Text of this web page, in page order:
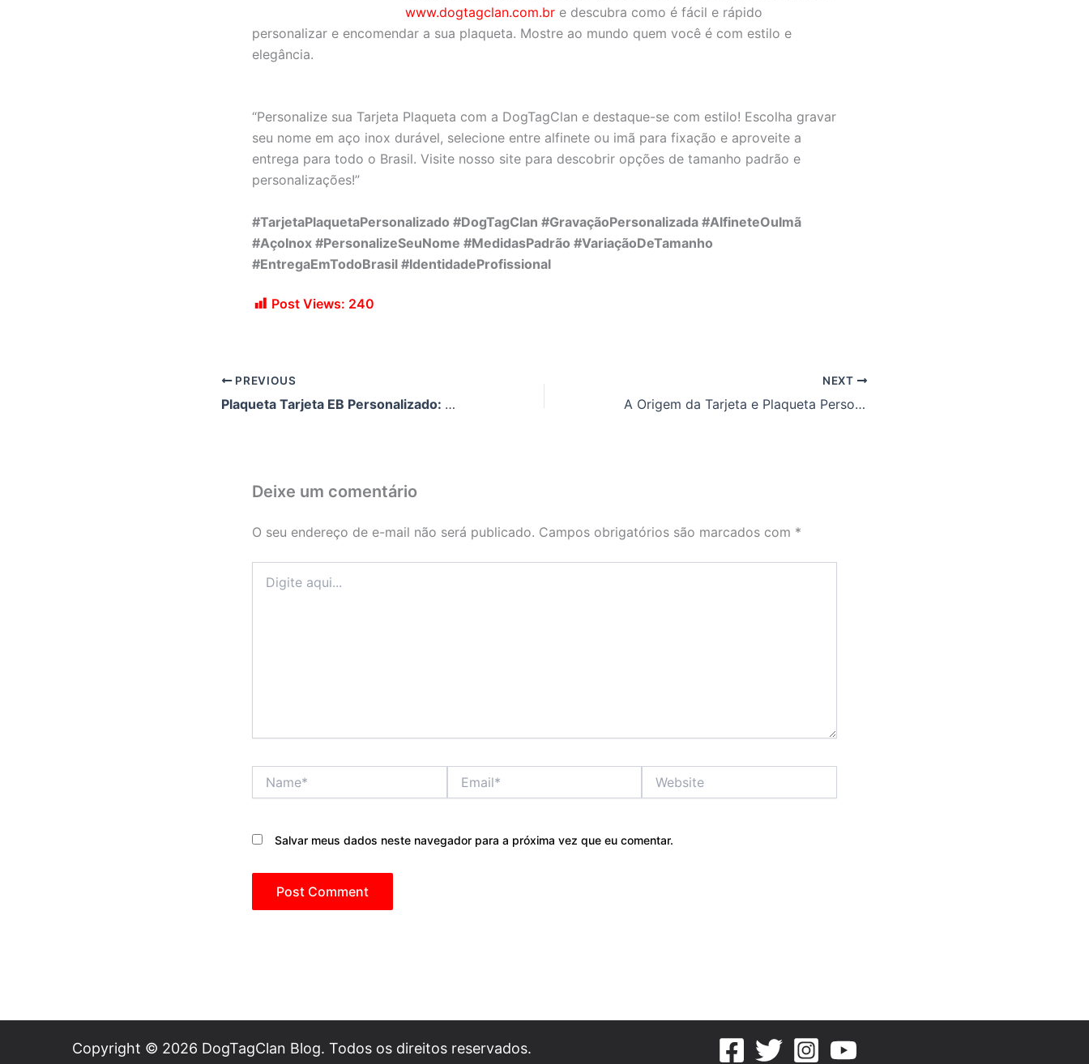
www.dogtagclan.com.br e descubra como é fácil e rápido
personalizar e encomendar a sua plaqueta. Mostre ao mundo quem você é com estilo e
elegância.
“Personalize sua Tarjeta Plaqueta com a DogTagClan e destaque-se com estilo! Escolha gravar
seu nome em aço inox durável, selecione entre alfinete ou imã para fixação e aproveite a
entrega para todo o Brasil. Visite nosso site para descobrir opções de tamanho padrão e
personalizações!”
#TarjetaPlaquetaPersonalizado #DogTagClan #GravaçãoPersonalizada #AlfineteOuImã
#AçoInox #PersonalizeSeuNome #MedidasPadrão #VariaçãoDeTamanho
#EntregaEmTodoBrasil #IdentidadeProfissional
Post Views: 240
PREVIOUS
Plaqueta Tarjeta EB Personalizado: Marque Presença com a DogTagClan
NEXT
A Origem da Tarjeta e Plaqueta Personalizada: Uma Jornada Através do Tempo
Deixe um comentário
O seu endereço de e-mail não será publicado. Campos obrigatórios são marcados com *
aqui...
Salvar meus dados neste navegador para a próxima vez que eu comentar.
Copyright © 2026 DogTagClan Blog. Todos os direitos reservados.